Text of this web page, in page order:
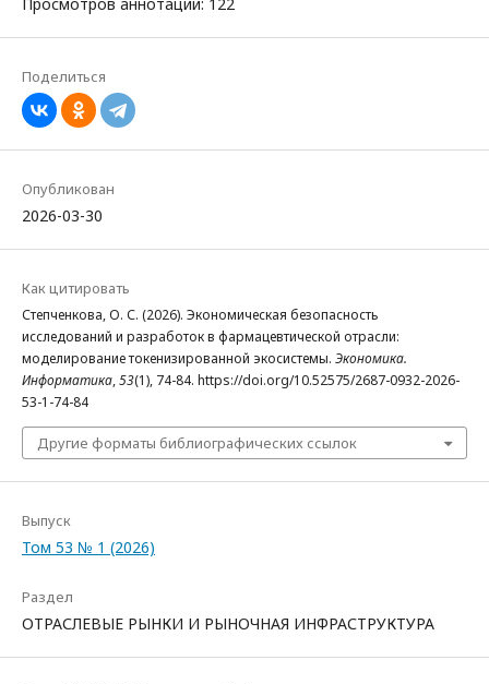
Поделиться
Опубликован
2026-03-30
Как цитировать
Степченкова, О. С. (2026). Экономическая безопасность
исследований и разработок в фармацевтической отрасли:
моделирование токенизированной экосистемы. Экономика.
Информатика,53(1), 74-84. https://doi.org/10.52575/2687-0932-2026-
53-1-74-84
Другие форматы библиографических ссылок
Выпуск
Том 53 № 1 (2026)
Раздел
ОТРАСЛЕВЫЕ РЫНКИ И РЫНОЧНАЯ ИНФРАСТРУКТУРА